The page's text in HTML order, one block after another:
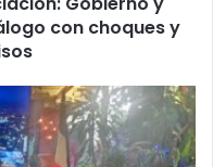
con choques y